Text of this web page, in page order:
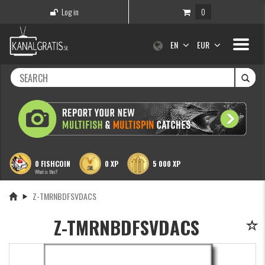
Log in 0
Toggle
EN EUR
0 FISHCOIN
What is this?
0 XP 5 000 XP
Z-TMRNBDFSVDACS
Z-TMRNBDFSVDACS